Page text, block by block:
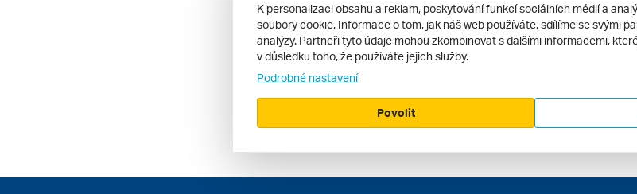
K personalizaci obsahu a reklam, poskytování funkcí sociálních médií a
soubory cookie. Informace o tom, jak náš web používáte, sdílíme se svými
analýzy. Partneři tyto údaje mohou zkombinovat s dalšími informacemi,
v důsledku toho, že používáte jejich služby.
Podrobné nastavení
Povolit